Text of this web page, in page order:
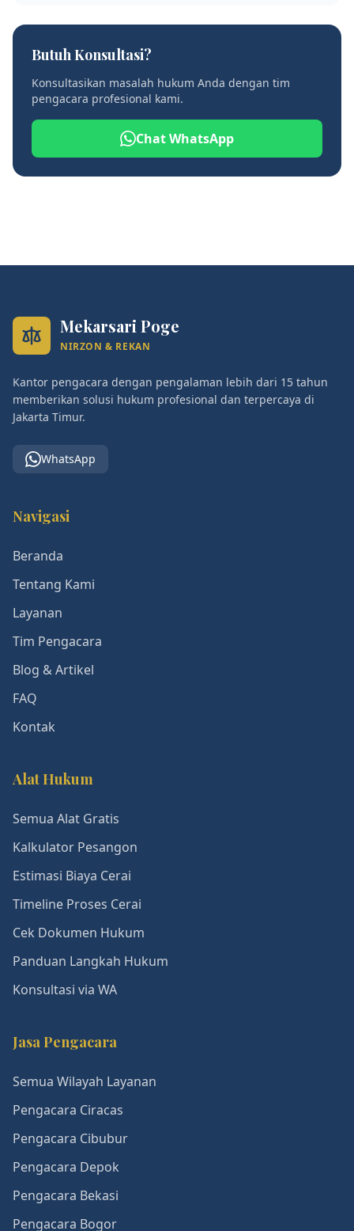
Butuh Konsultasi?
Konsultasikan masalah hukum Anda dengan tim
pengacara profesional kami.
Chat WhatsApp
Mekarsari Poge
NIRZON & REKAN
Kantor pengacara dengan pengalaman lebih dari 15 tahun
memberikan solusi hukum profesional dan terpercaya di
Jakarta Timur.
WhatsApp
Navigasi
Beranda
Tentang Kami
Layanan
Tim Pengacara
Blog & Artikel
FAQ
Kontak
Alat Hukum
Semua Alat Gratis
Kalkulator Pesangon
Estimasi Biaya Cerai
Timeline Proses Cerai
Cek Dokumen Hukum
Panduan Langkah Hukum
Konsultasi via WA
Jasa Pengacara
Semua Wilayah Layanan
Pengacara Ciracas
Pengacara Cibubur
Pengacara Depok
Pengacara Bekasi
Pengacara Bogor